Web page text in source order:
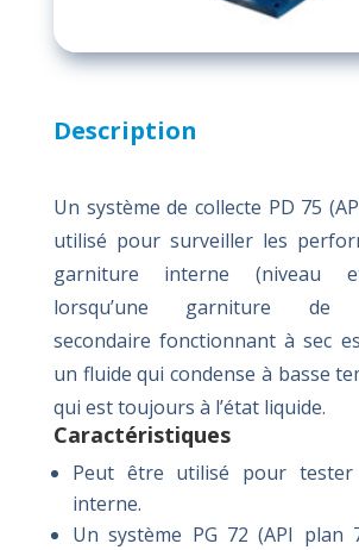
Description
Un système de collecte PD 75
utilisé pour surveiller les
garniture interne (niveau
lorsqu’une garniture de
secondaire fonctionnant à sec
un fluide qui condense à basse
qui est toujours à l’état liquide.
Caractéristiques
Peut être utilisé pour
interne.
Un système PG 72 (API plan